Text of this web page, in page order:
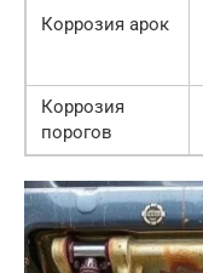
Коррозия арок
Коррозия
порогов